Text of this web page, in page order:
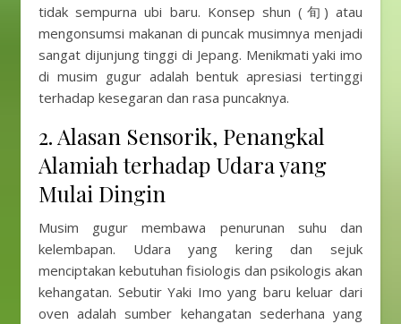
tidak sempurna ubi baru. Konsep shun (旬) atau
mengonsumsi makanan di puncak musimnya menjadi
sangat dijunjung tinggi di Jepang. Menikmati yaki imo
di musim gugur adalah bentuk apresiasi tertinggi
terhadap kesegaran dan rasa puncaknya.
2. Alasan Sensorik, Penangkal
Alamiah terhadap Udara yang
Mulai Dingin
Musim gugur membawa penurunan suhu dan
kelembapan. Udara yang kering dan sejuk
menciptakan kebutuhan fisiologis dan psikologis akan
kehangatan. Sebutir Yaki Imo yang baru keluar dari
oven adalah sumber kehangatan sederhana yang